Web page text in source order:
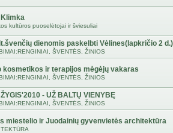
kultūros puoselėtojai ir šviesuliai
dienomis paskelbti Vėlines(lapkričio 2 d.)
ŠVENTĖS, ŽINIOS
kosmetikos ir terapijos mėgėjų vakaras
ŠVENTĖS, ŽINIOS
- UŽ BALTŲ VIENYBĘ
ŠVENTĖS, ŽINIOS
miestelio ir Juodainių gyvenvietės architektūra